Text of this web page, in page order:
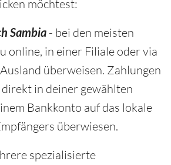
möchtest:
Sambia - bei den meisten
online, in einer Filiale oder via
überweisen. Zahlungen
in deiner gewählten
Bankkonto auf das lokale
überwiesen.
spezialisierte